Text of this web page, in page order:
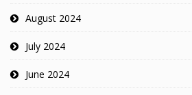
August 2024
July 2024
June 2024